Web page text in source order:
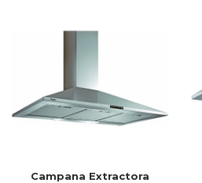
Campana Extractora